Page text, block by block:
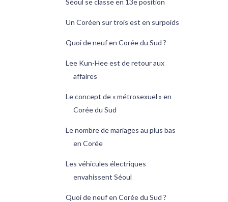
Un Coréen sur trois est en surpoids
Quoi de neuf en Corée du Sud ?
Lee Kun-Hee est de retour aux
affaires
Le concept de « métrosexuel » en
Corée du Sud
Le nombre de mariages au plus bas
en Corée
Les véhicules électriques
envahissent Séoul
Quoi de neuf en Corée du Sud ?